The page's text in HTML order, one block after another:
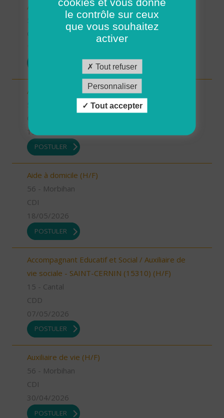
Auxiliaire de vie (H/F)
56 - Morbihan
Auxiliaire de vie (H/F)
19/05/2026
POSTULER
Aide à domicile (H/F)
56 - Morbihan
CDI
18/05/2026
POSTULER
Accompagnant Educatif et Social / Auxiliaire de
vie sociale - SAINT-CERNIN (15310) (H/F)
15 - Cantal
CDD
07/05/2026
POSTULER
Auxiliaire de vie (H/F)
56 - Morbihan
CDI
30/04/2026
POSTULER
le contrôle sur ceux
que vous souhaitez
activer
Tout refuser
Personnaliser
Tout accepter